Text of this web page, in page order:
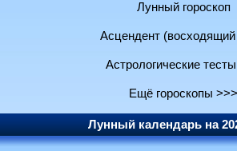
Лунный гороскоп
Асцендент (восходящий
Астрологические
Ещё гороскопы >>>
Лунный календарь на